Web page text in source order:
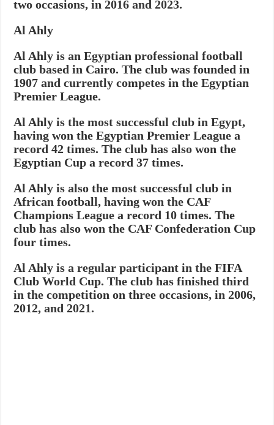
two occasions, in 2016 and 2023.
Al Ahly
Al Ahly is an Egyptian professional football
club based in Cairo. The club was founded in
1907 and currently competes in the Egyptian
Premier League.
Al Ahly is the most successful club in Egypt,
having won the Egyptian Premier League a
record 42 times. The club has also won the
Egyptian Cup a record 37 times.
Al Ahly is also the most successful club in
African football, having won the CAF
Champions League a record 10 times. The
club has also won the CAF Confederation Cup
four times.
Al Ahly is a regular participant in the FIFA
Club World Cup. The club has finished third
in the competition on three occasions, in 2006,
2012, and 2021.